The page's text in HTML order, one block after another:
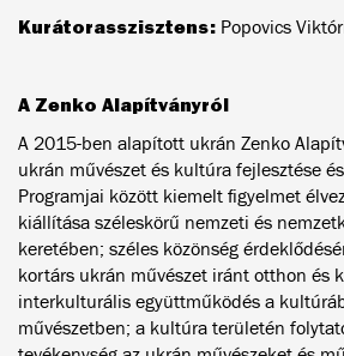
Kurátorasszisztens: Popovics
A Zenko Alapítványról
A 2015-ben alapított ukrán Zenko
ukrán művészet és kultúra fejlesztése
Programjai között kiemelt figyelmet
kiállítása széleskörű nemzeti és
keretében; széles közönség
kortárs ukrán művészet iránt otthon és
interkulturális együttműködés a
művészetben; a kultúra területén